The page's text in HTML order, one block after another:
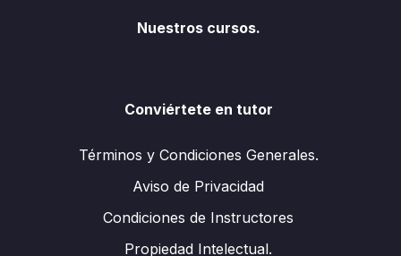
Nuestros cursos.
Conviértete en tutor
Términos y Condiciones Generales.
Aviso de Privacidad
Condiciones de Instructores
Propiedad Intelectual.